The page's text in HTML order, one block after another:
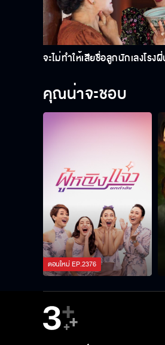
จะไม่ทำให้เสียชื่อลูกนักเลงโรง
คุณน่าจะชอบ
ตอนใหม่EP.2376